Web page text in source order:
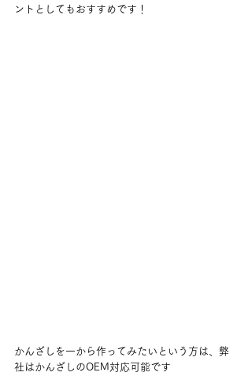
ントとしてもおすすめです！
かんざしを一から作ってみたいという方は、弊
社はかんざしのOEM対応可能です